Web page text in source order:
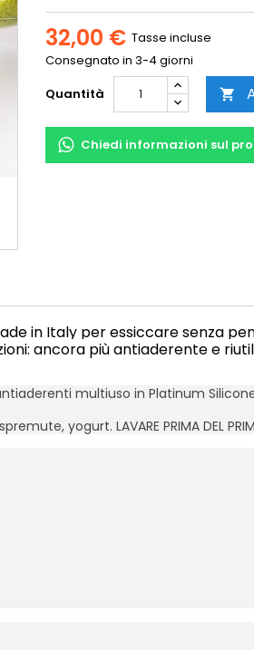
32,00 € Tasse incluse
Consegnato in 3-4 giorni
Quantità

Chiedi informazioni sul
in Italy per essiccare senza
ancora più antiaderente e
multiuso in Platinum
yogurt. LAVARE PRIMA DEL